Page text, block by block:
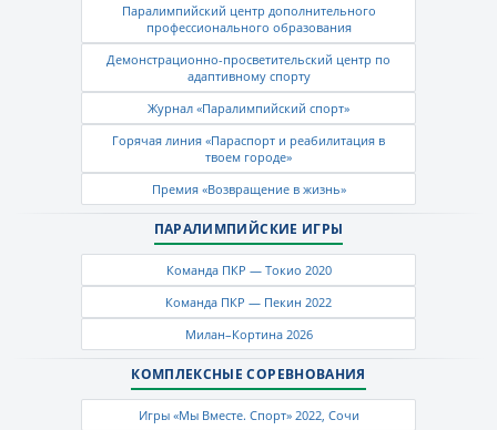
Паралимпийский центр дополнительного
профессионального образования
Демонстрационно-просветительский центр по
адаптивному спорту
Журнал «Паралимпийский спорт»
Горячая линия «Параспорт и реабилитация в
твоем городе»
Премия «Возвращение в жизнь»
ПАРАЛИМПИЙСКИЕ ИГРЫ
Команда ПКР — Токио 2020
Команда ПКР — Пекин 2022
Милан–Кортина 2026
КОМПЛЕКСНЫЕ СОРЕВНОВАНИЯ
Игры «Мы Вместе. Спорт» 2022, Сочи